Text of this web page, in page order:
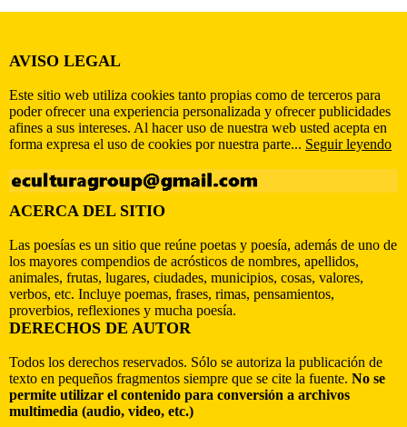
AVISO LEGAL
Este sitio web utiliza cookies tanto propias como de terceros para
poder ofrecer una experiencia personalizada y ofrecer publicidades
afines a sus intereses. Al hacer uso de nuestra web usted acepta en
forma expresa el uso de cookies por nuestra parte... Seguir leyendo
ACERCA DEL SITIO
Las poesías es un sitio que reúne poetas y poesía, además de uno de
los mayores compendios de acrósticos de nombres, apellidos,
animales, frutas, lugares, ciudades, municipios, cosas, valores,
verbos, etc. Incluye poemas, frases, rimas, pensamientos,
proverbios, reflexiones y mucha poesía.
DERECHOS DE AUTOR
Todos los derechos reservados. Sólo se autoriza la publicación de
texto en pequeños fragmentos siempre que se cite la fuente. No se
permite utilizar el contenido para conversión a archivos
multimedia (audio, video, etc.)